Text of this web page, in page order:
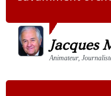
Jacques
Animateur,